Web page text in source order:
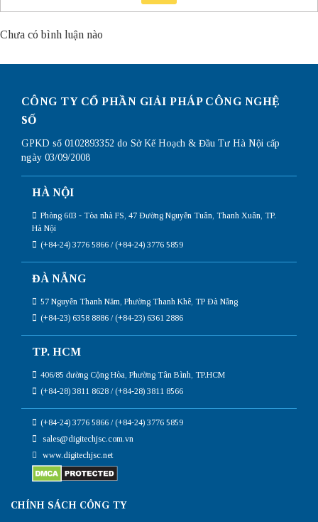
Chưa có bình luận nào
CÔNG TY CỔ PHẦN GIẢI PHÁP CÔNG NGHỆ
SỐ
GPKD số 0102893352 do Sở Kế Hoạch & Đầu Tư Hà Nội cấp
ngày 03/09/2008
HÀ NỘI
Phòng 603 - Tòa nhà FS, 47 Đường Nguyễn Tuân, Thanh Xuân, TP.
Hà Nội
(+84-24) 3776 5866 / (+84-24) 3776 5859
ĐÀ NẴNG
57 Nguyễn Thanh Năm, Phường Thanh Khê, TP Đà Nẵng
(+84-23) 6358 8886 / (+84-23) 6361 2886
TP. HCM
406/85 đường Cộng Hòa, Phường Tân Bình, TP.HCM
(+84-28) 3811 8628 / (+84-28) 3811 8566
(+84-24) 3776 5866 / (+84-24) 3776 5859
sales@digitechjsc.com.vn
www.digitechjsc.net
CHÍNH SÁCH CÔNG TY